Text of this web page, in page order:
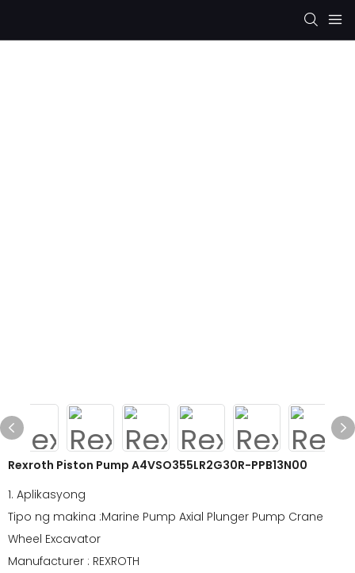
Rexroth Piston Pump A4VSO355LR2G30R-PPB13N00
1. Aplikasyong
Tipo ng makina :Marine Pump Axial Plunger Pump Crane
Wheel Excavator
Manufacturer : REXROTH